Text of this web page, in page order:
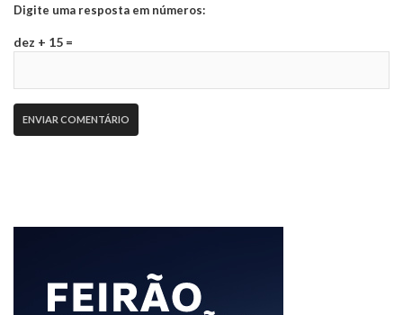
Digite uma resposta em números:
dez + 15 =